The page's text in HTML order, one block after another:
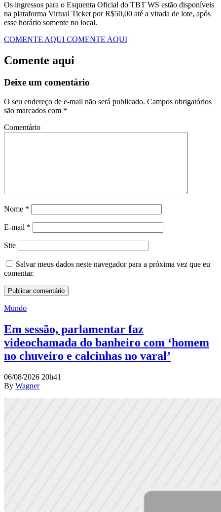
​Os ingressos para o Esquenta Oficial do TBT WS estão disponíveis
na plataforma Virtual Ticket por R$50,00 até a virada de lote, após
esse horário somente no local.
COMENTE AQUI COMENTE AQUI
Comente aqui
Deixe um comentário
O seu endereço de e-mail não será publicado. Campos obrigatórios
são marcados com *
Comentário
Nome *
E-mail *
Site
Salvar meus dados neste navegador para a próxima vez que eu
comentar.
Mundo
Em sessão, parlamentar faz
videochamada do banheiro com ‘homem
no chuveiro e calcinhas no varal’
06/08/2026 20h41
By Wagner